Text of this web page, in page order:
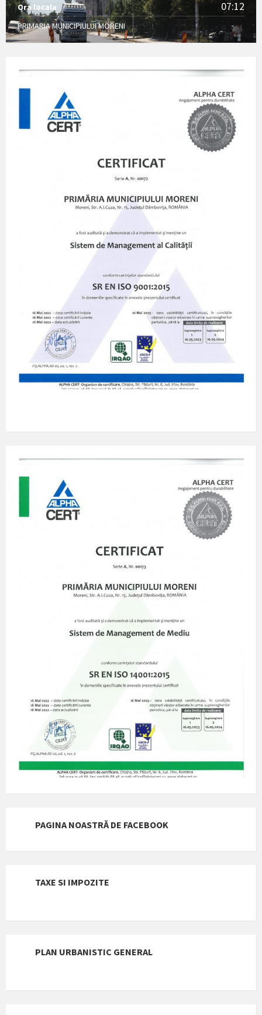
Ora locala 07:12
PRIMARIA MUNICIPIULUI MORENI
PAGINA NOASTRĂ DE FACEBOOK
TAXE SI IMPOZITE
PLAN URBANISTIC GENERAL